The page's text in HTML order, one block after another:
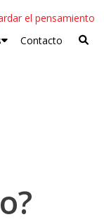
el pensamiento
Contacto